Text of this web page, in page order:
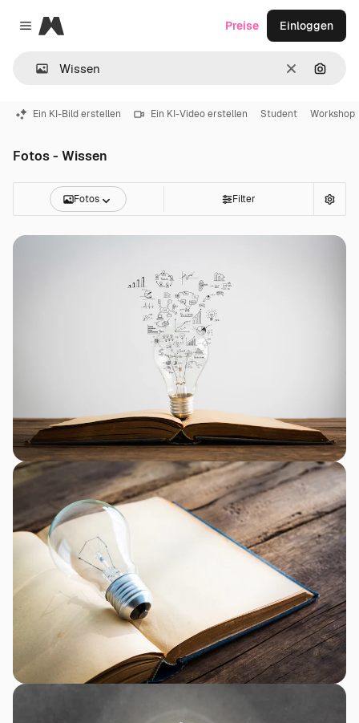
Close menu
Magnific
LöschenNach
Preise Einloggen
Ein KI-Bild erstellen Ein KI-Video erstellen Student Workshop
Fotos - Wissen
Fotos Filter